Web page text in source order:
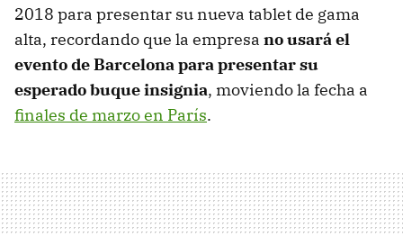
2018 para presentar su nueva tablet de gama
alta, recordando que la empresa no usará el
evento de Barcelona para presentar su
esperado buque insignia, moviendo la fecha a
finales de marzo en París.